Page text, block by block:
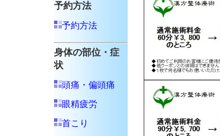
予約方法
予約方法
身体の部位・症
状
頭痛・偏頭痛
眼精疲労
首こり